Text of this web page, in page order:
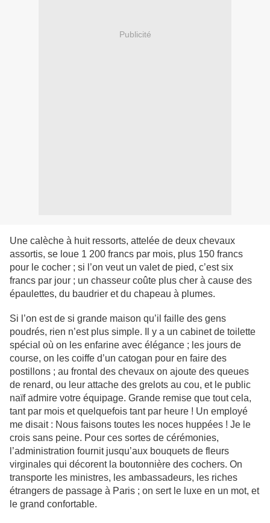
Publicité
Une calèche à huit ressorts, attelée de deux chevaux
assortis, se loue 1 200 francs par mois, plus 150 francs
pour le cocher ; si l’on veut un valet de pied, c’est six
francs par jour ; un chasseur coûte plus cher à cause des
épaulettes, du baudrier et du chapeau à plumes.
Si l’on est de si grande maison qu’il faille des gens
poudrés, rien n’est plus simple. Il y a un cabinet de toilette
spécial où on les enfarine avec élégance ; les jours de
course, on les coiffe d’un catogan pour en faire des
postillons ; au frontal des chevaux on ajoute des queues
de renard, ou leur attache des grelots au cou, et le public
naïf admire votre équipage. Grande remise que tout cela,
tant par mois et quelquefois tant par heure ! Un employé
me disait : Nous faisons toutes les noces huppées ! Je le
crois sans peine. Pour ces sortes de cérémonies,
l’administration fournit jusqu’aux bouquets de fleurs
virginales qui décorent la boutonnière des cochers. On
transporte les ministres, les ambassadeurs, les riches
étrangers de passage à Paris ; on sert le luxe en un mot, et
le grand confortable.